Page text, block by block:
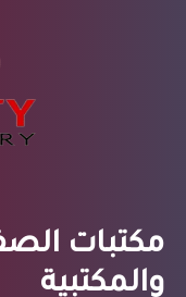
مكتبات
والمكتبية